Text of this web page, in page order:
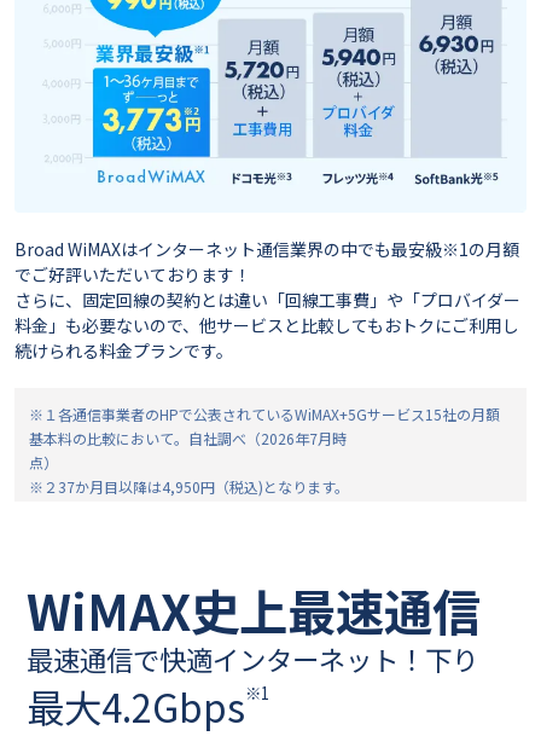
Broad WiMAXはインターネット通信業界の中でも最安級※1の月額
でご好評いただいております！
さらに、固定回線の契約とは違い「回線工事費」や「プロバイダー
料金」も必要ないので、他サービスと比較してもおトクにご利用し
続けられる料金プランです。
※１各通信事業者のHPで公表されているWiMAX+5Gサービス15社の月額
基本料の比較において。自社調べ（2026年7月時
点）
※２37か月目以降は4,950円（税込)となります。
※ 5 Soft Bank メリハリ無制限(2026年7月時点）
WiMAX史上最速通信
最速通信で快適インターネット！下り
最大4.2Gbps※1